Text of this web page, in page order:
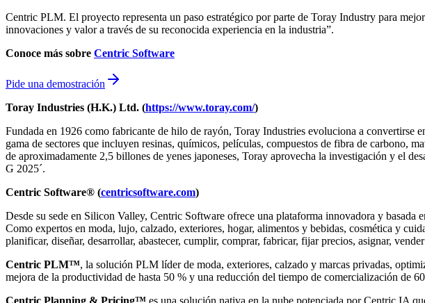
Centric PLM. El proyecto representa un paso estratégico por parte de Toray Industry para
innovaciones y valor a través de su reconocida experiencia en la industria”.
Conoce más sobre Centric Software
Pide una demostración
Toray Industries (H.K.) Ltd. (https://www.toray.com/)
Fundada en 1926 como fabricante de hilo de rayón, Toray Industries evoluciona a convertirse
gama de sectores que incluyen resinas, químicos, películas, compuestos de fibra de carbono,
de aproximadamente 2,5 billones de yenes japoneses, Toray aprovecha la investigación y el
G 2025´.
Centric Software® (centricsoftware.com)
Desde su sede en Silicon Valley, Centric Software ofrece una plataforma innovadora y
Como expertos en moda, lujo, calzado, exteriores, hogar, alimentos y bebidas, cosmética y
planificar, diseñar, desarrollar, abastecer, cumplir, comprar, fabricar, fijar precios, asignar,
Centric PLM™, la solución PLM líder de moda, exteriores, calzado y marcas privadas,
mejora de la productividad de hasta 50 % y una reducción del tiempo de comercialización de
Centric Planning & Pricing™ es una solución nativa en la nube potenciada por Centric IA